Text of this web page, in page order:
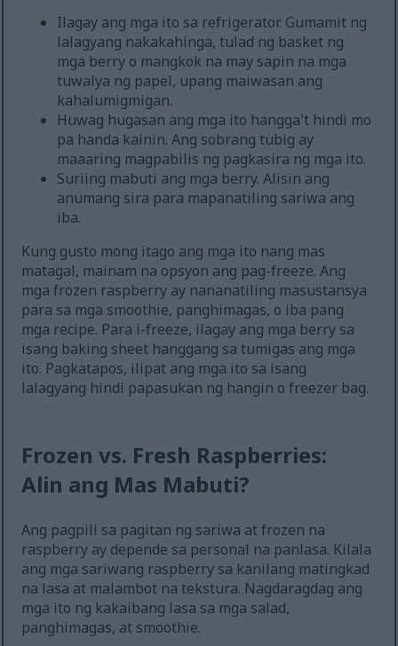
Ilagay ang mga ito sa refrigerator. Gumamit ng
lalagyang nakakahinga, tulad ng basket ng
mga berry o mangkok na may sapin na mga
tuwalya ng papel, upang maiwasan ang
kahalumigmigan.
Huwag hugasan ang mga ito hangga't hindi mo
pa handa kainin. Ang sobrang tubig ay
maaaring magpabilis ng pagkasira ng mga ito.
Suriing mabuti ang mga berry. Alisin ang
anumang sira para mapanatiling sariwa ang
iba.
Kung gusto mong itago ang mga ito nang mas
matagal, mainam na opsyon ang pag-freeze. Ang
mga frozen raspberry ay nananatiling masustansya
para sa mga smoothie, panghimagas, o iba pang
mga recipe. Para i-freeze, ilagay ang mga berry sa
isang baking sheet hanggang sa tumigas ang mga
ito. Pagkatapos, ilipat ang mga ito sa isang
lalagyang hindi papasukan ng hangin o freezer bag.
Frozen vs. Fresh Raspberries:
Alin ang Mas Mabuti?
Ang pagpili sa pagitan ng sariwa at frozen na
raspberry ay depende sa personal na panlasa. Kilala
ang mga sariwang raspberry sa kanilang matingkad
na lasa at malambot na tekstura. Nagdaragdag ang
mga ito ng kakaibang lasa sa mga salad,
panghimagas, at smoothie.